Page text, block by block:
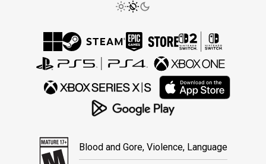
Blood and Gore, Violence, Language